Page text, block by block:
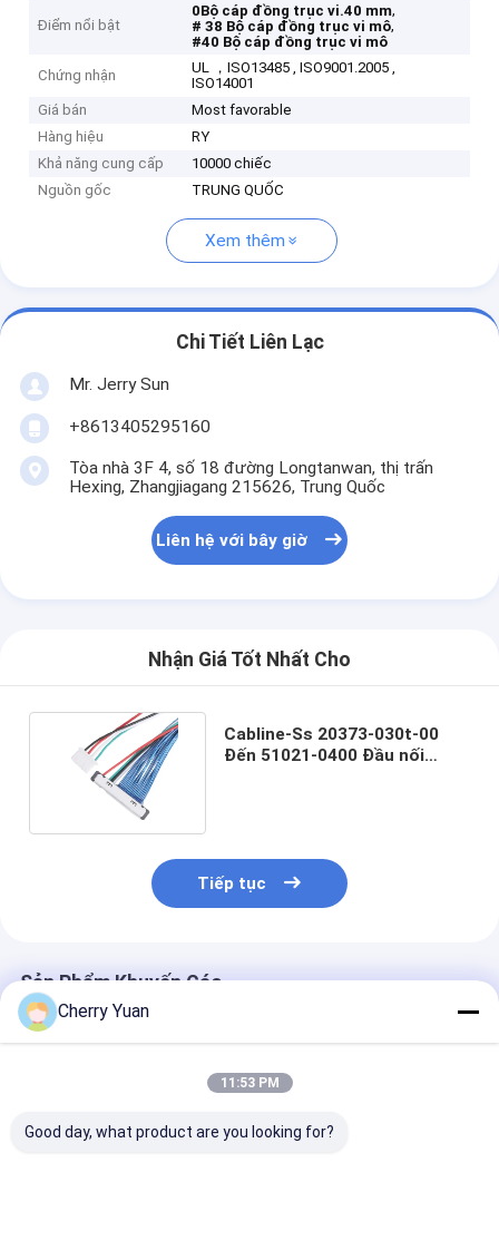
Điểm nổi bật
0Bộ cáp đồng trục vi.40 mm,
# 38 Bộ cáp đồng trục vi mô,
#40 Bộ cáp đồng trục vi mô
Chứng nhận
UL ，ISO13485 , ISO9001.2005 ,
ISO14001
Giá bán
Most favorable
Hàng hiệu
RY
Khả năng cung cấp
10000 chiếc
Nguồn gốc
TRUNG QUỐC
Xem thêm
Chi Tiết Liên Lạc
Mr. Jerry Sun
+8613405295160
Tòa nhà 3F 4, số 18 đường Longtanwan, thị trấn
Hexing, Zhangjiagang 215626, Trung Quốc
Liên hệ với bây giờ
Nhận Giá Tốt Nhất Cho
Cabline-Ss 20373-030t-00
Đến 51021-0400 Đầu nối
Tiếp tục
Sản Phẩm Khuyến Cáo
Cherry Yuan
11:53 PM
Good day, what product are you looking for?